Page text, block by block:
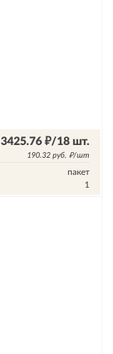
3425.76 ₽/18 шт.
190.32 руб. ₽/шт
пакет
1